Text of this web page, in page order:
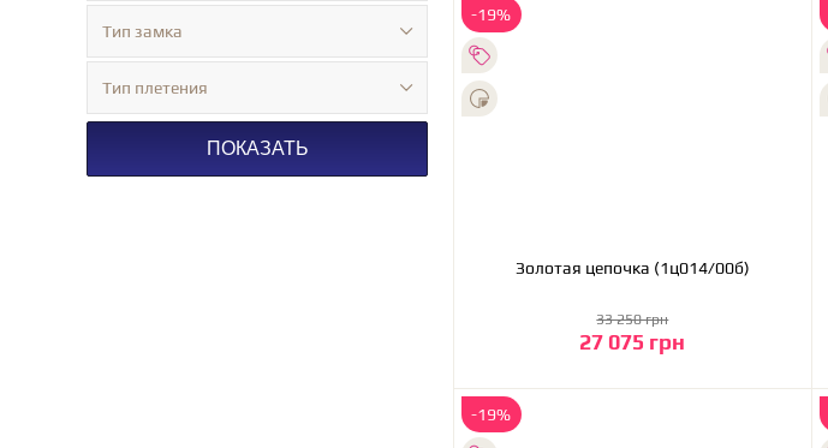
Тип замка
Тип плетения
ПОКАЗАТЬ
-19%
Золотая цепочка (1ц014/00б)
27 075 грн
33 250 грн
В корзину
-19%